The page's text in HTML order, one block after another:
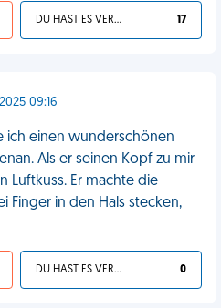
DU HAST ES VERDIENT 17
09:16
ich einen wunderschönen
Als er seinen Kopf zu mir
Luftkuss. Er machte die
Finger in den Hals stecken,
DU HAST ES VERDIENT 0